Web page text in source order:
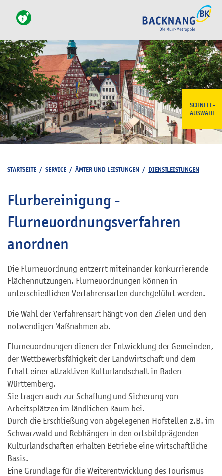
SCHNELL-
AUSWAHL
STARTSEITE / SERVICE / ÄMTER UND LEISTUNGEN / DIENSTLEISTUNGEN
Flurbereinigung -
Flurneuordnungsverfahren
anordnen
Die Flurneuordnung entzerrt miteinander konkurrierende
Flächennutzungen. Flurneuordnungen können in
unterschiedlichen Verfahrensarten durchgeführt werden.
Die Wahl der Verfahrensart hängt von den Zielen und den
notwendigen Maßnahmen ab.
Flurneuordnungen dienen der Entwicklung der Gemeinden,
der Wettbewerbsfähigkeit der Landwirtschaft und dem
Erhalt einer attraktiven Kulturlandschaft in Baden-
Württemberg.
Sie tragen auch zur Schaffung und Sicherung von
Arbeitsplätzen im ländlichen Raum bei.
Durch die Erschließung von abgelegenen Hofstellen z.B. im
Schwarzwald und Rebhängen in den ortsbildprägenden
Kulturlandschaften erhalten Betriebe eine wirtschaftliche
Basis.
Eine Grundlage für die Weiterentwicklung des Tourismus